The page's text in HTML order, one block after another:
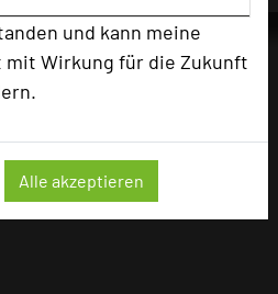
und kann meine
Wirkung für die Zukunft
Alle akzeptieren